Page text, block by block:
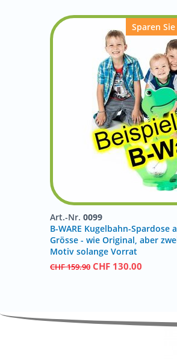
Sparen Sie
Art.-Nr. 0099
B-WARE Kugelbahn-Spardose
Grösse - wie Original, aber
Motiv solange Vorrat
CHF159.90 CHF 130.00